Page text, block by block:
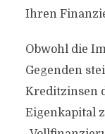
Ihren
Obwohl die
Gegenden
Kreditzinsen
Eigenkapital